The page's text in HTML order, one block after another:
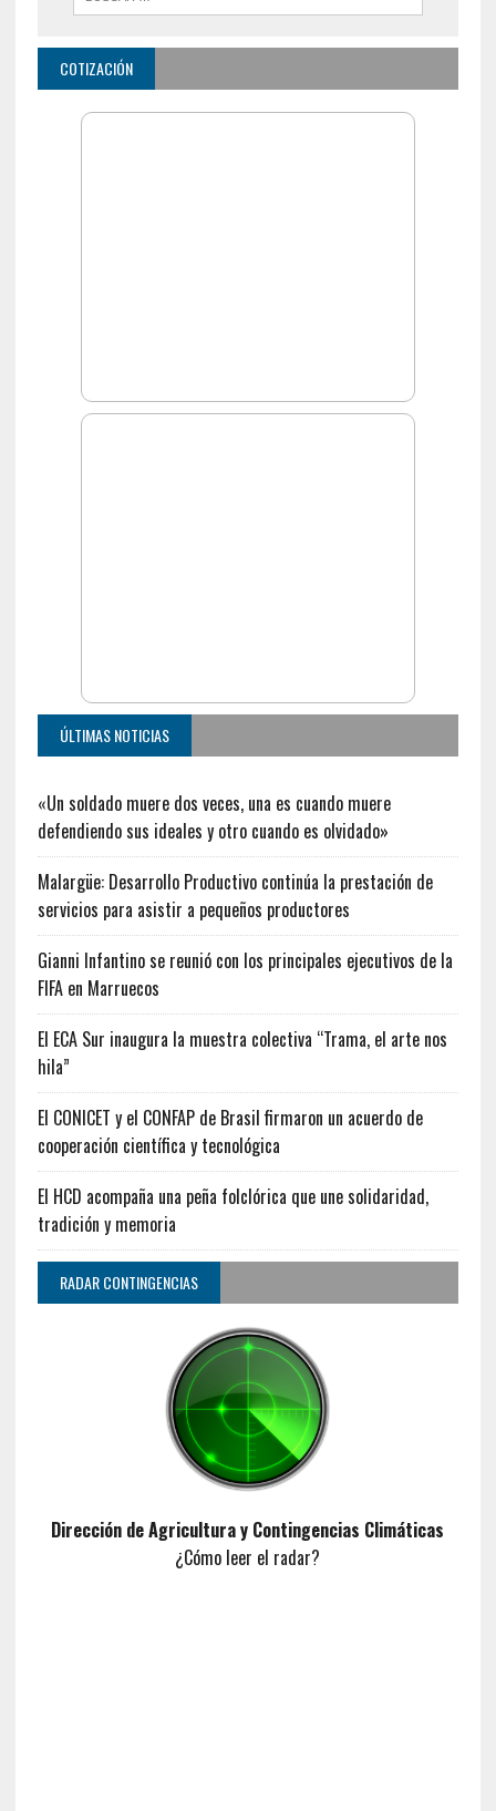
COTIZACIÓN
ÚLTIMAS NOTICIAS
«Un soldado muere dos veces, una es cuando muere
defendiendo sus ideales y otro cuando es olvidado»
Malargüe: Desarrollo Productivo continúa la prestación de
servicios para asistir a pequeños productores
Gianni Infantino se reunió con los principales ejecutivos de la
FIFA en Marruecos
El ECA Sur inaugura la muestra colectiva “Trama, el arte nos
hila”
El CONICET y el CONFAP de Brasil firmaron un acuerdo de
cooperación científica y tecnológica
El HCD acompaña una peña folclórica que une solidaridad,
tradición y memoria
RADAR CONTINGENCIAS
Dirección de Agricultura y Contingencias Climáticas
¿Cómo leer el radar?